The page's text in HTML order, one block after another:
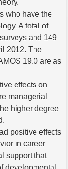
who have the
A total of
and 149
2012. The
19.0 are as
effects on
managerial
higher degree
positive effects
in career
support that
developmental